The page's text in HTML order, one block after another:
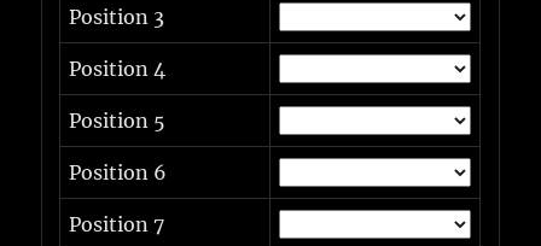
Position 3
Position 4
Position 5
Position 6
Position 7